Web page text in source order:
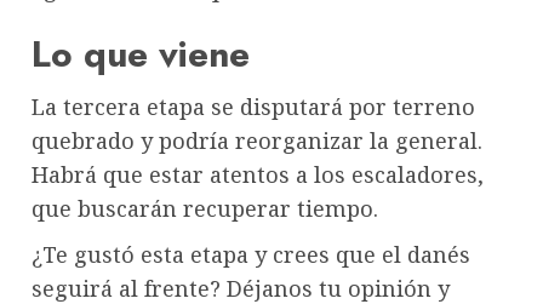
Lo que viene
La tercera etapa se disputará por terreno
quebrado y podría reorganizar la general.
Habrá que estar atentos a los escaladores,
que buscarán recuperar tiempo.
¿Te gustó esta etapa y crees que el danés
seguirá al frente? Déjanos tu opinión y